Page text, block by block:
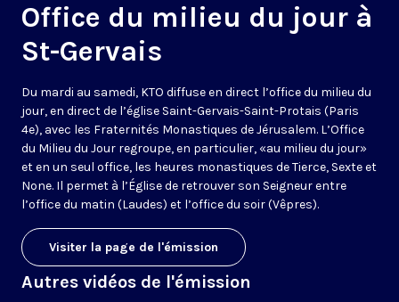
Office du milieu du jour à
St-Gervais
Du mardi au samedi, KTO diffuse en direct l’office du milieu du
jour, en direct de l’église Saint-Gervais-Saint-Protais (Paris
4e), avec les Fraternités Monastiques de Jérusalem. L’Office
du Milieu du Jour regroupe, en particulier, «au milieu du jour»
et en un seul office, les heures monastiques de Tierce, Sexte et
None. Il permet à l’Église de retrouver son Seigneur entre
l’office du matin (Laudes) et l’office du soir (Vêpres).
Visiter la page de l'émission
Autres vidéos de l'émission